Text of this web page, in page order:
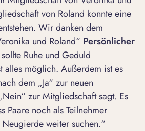
von Roland konnte eine
Wir danken dem
und Roland“ Persönlicher
Ruhe und Geduld
alles möglich. Außerdem ist es
dem „Ja“ zur neuen
zur Mitgliedschaft sagt. Es
Paare noch als Teilnehmer
weiter suchen.“